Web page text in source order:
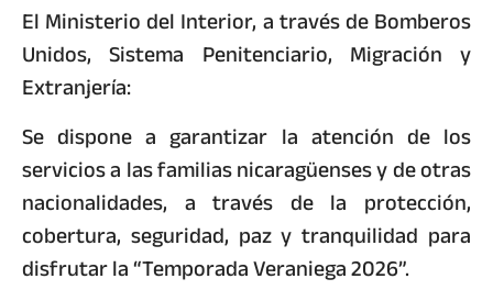
El Ministerio del Interior, a través de Bomberos
Unidos, Sistema Penitenciario, Migración y
Extranjería:
Se dispone a garantizar la atención de los
servicios a las familias nicaragüenses y de otras
nacionalidades, a través de la protección,
cobertura, seguridad, paz y tranquilidad para
disfrutar la “Temporada Veraniega 2026”.